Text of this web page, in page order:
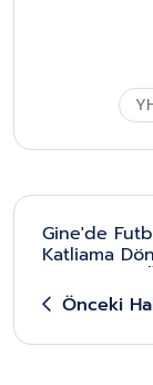
Gine'de
Katliama
Çok Sayıda
Önceki